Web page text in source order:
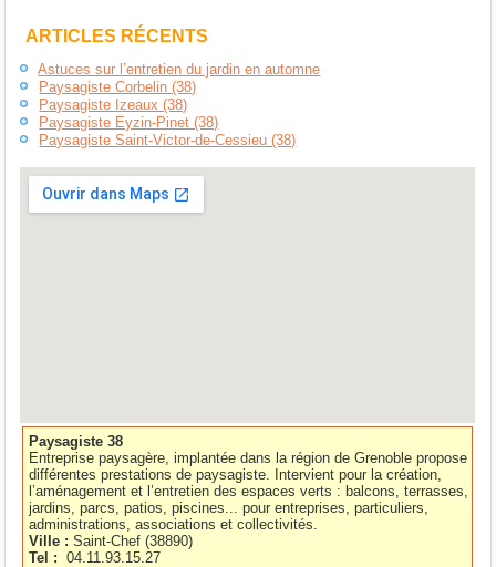
ARTICLES RÉCENTS
Astuces sur l’entretien du jardin en automne
Paysagiste Corbelin (38)
Paysagiste Izeaux (38)
Paysagiste Eyzin-Pinet (38)
Paysagiste Saint-Victor-de-Cessieu (38)
Paysagiste 38
Entreprise paysagère, implantée dans la région de Grenoble propose
différentes prestations de paysagiste. Intervient pour la création,
l’aménagement et l’entretien des espaces verts : balcons, terrasses,
jardins, parcs, patios, piscines... pour entreprises, particuliers,
administrations, associations et collectivités.
Ville :Saint-Chef(38890)
Tel :
04.11.93.15.27